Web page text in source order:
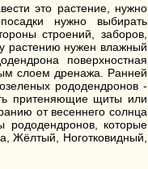
это растение, нужно
нужно выбирать
строений, заборов,
растению нужен влажный
поверхностная
слоем дренажа. Ранней
рододендронов -
притеняющие щиты или
от весеннего солнца
которые
Жёлтый, Ноготковидный,